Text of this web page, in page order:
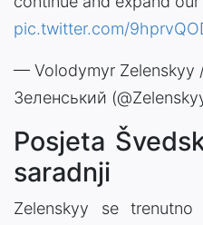
pic.twitter.com/
— Volodymyr Zelenskyy
Зеленський
Posjeta
saradnji
Zelenskyy se